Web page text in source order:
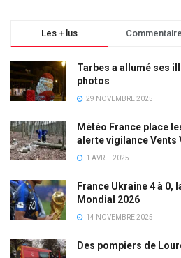
Les + lus
Tarbes a allumé ses
photos
29 NOVEMBRE 2025
Météo France place
alerte vigilance Vents
1 AVRIL 2025
France Ukraine 4 à 0,
Mondial 2026
14 NOVEMBRE 2025
Des pompiers de